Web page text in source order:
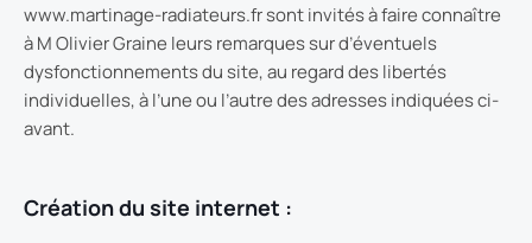
www.martinage-radiateurs.fr sont invités à faire connaître
à M Olivier Graine leurs remarques sur d’éventuels
dysfonctionnements du site, au regard des libertés
individuelles, à l’une ou l’autre des adresses indiquées ci-
avant.
Création du site internet :